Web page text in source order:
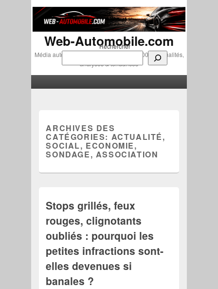
Rechercher
Web-Automobile.com
Média automobile indépendant depuis 2007 • Actualités,
analyses & tendances
ARCHIVES DES
CATÉGORIES: ACTUALITÉ,
SOCIAL, ECONOMIE,
SONDAGE, ASSOCIATION
Stops grillés, feux
rouges, clignotants
oubliés : pourquoi les
petites infractions sont-
elles devenues si
banales ?